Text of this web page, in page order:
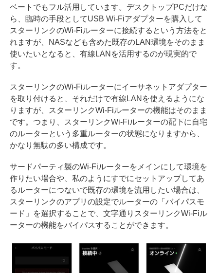
ベートでもフル活用しています。デスクトップPCだけな
ら、臨時の手段としてUSB Wi-Fiアダプターを購入して
スターリンクのWi-Fiルーターに接続するという方法をと
れますが、NASなども含めた既存のLAN環境をそのまま
使いたいとなると、有線LANを活用するのが現実的で
す。
スターリンクのWi-Fiルーターにイーサネットアダプター
を取り付けると、それだけで有線LANを使えるようにな
りますが、スターリンクWi-Fiルーターの機能はそのまま
です。つまり、スターリンクWi-Fiルーターの配下に自宅
のルーターという多重ルーターの状態になりますから、
かなり無駄の多い構成です。
サードパーティ製のWi-Fiルーターをメインにして環境を
作りたい場合や、私のようにすでにセットアップしてあ
るルーターにつないで既存の環境を流用したい場合は、
スターリンクのアプリの設定でルーターの「バイパスモ
ード」を選択することで、文字通りスターリンクWi-Fiル
ーターの機能をバイパスすることができます。